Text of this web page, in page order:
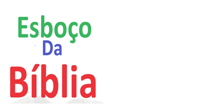
conteúdo